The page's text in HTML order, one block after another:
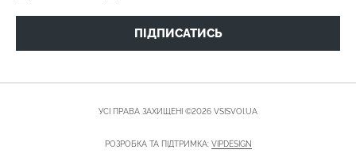
ПІДПИСАТИСЬ
УСІ ПРАВА ЗАХИЩЕНІ ©2026 VSISVOI.UA
РОЗРОБКА ТА ПІДТРИМКА: VIPDESIGN